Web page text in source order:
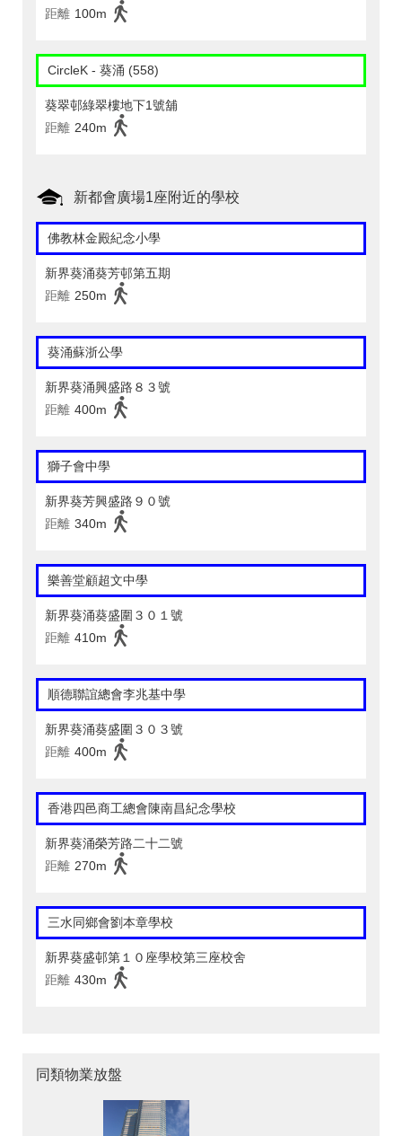
距離 100m
CircleK - 葵涌 (558)
葵翠邨綠翠樓地下1號舖
距離 240m
新都會廣場1座附近的學校
佛教林金殿紀念小學
新界葵涌葵芳邨第五期
距離 250m
葵涌蘇浙公學
新界葵涌興盛路８３號
距離 400m
獅子會中學
新界葵芳興盛路９０號
距離 340m
樂善堂顧超文中學
新界葵涌葵盛圍３０１號
距離 410m
順德聯誼總會李兆基中學
新界葵涌葵盛圍３０３號
距離 400m
香港四邑商工總會陳南昌紀念學校
新界葵涌榮芳路二十二號
距離 270m
三水同鄉會劉本章學校
新界葵盛邨第１０座學校第三座校舍
距離 430m
同類物業放盤